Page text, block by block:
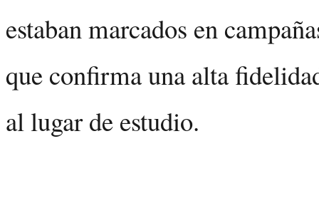
estaban marcados en
que confirma una alta
al lugar de estudio.